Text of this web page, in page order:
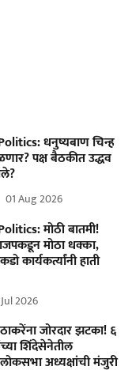
धनुष्यबाण चिन्ह
पक्ष बैठकीत उद्धव
01 Aug 2026
मोठी बातमी!
मोठा धक्का,
कार्यकर्त्यांनी हाती
2026
जोरदार झटका! ६
शिंदेसेनेतील
अध्यक्षांची मंजुरी